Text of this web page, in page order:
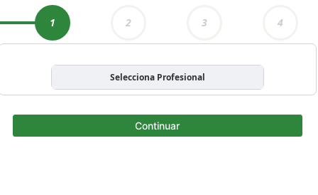
1 2 3 4
Selecciona Profesional
Continuar